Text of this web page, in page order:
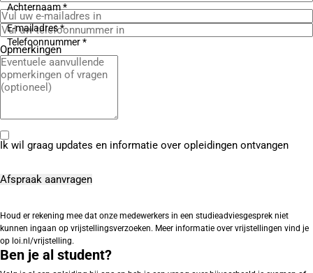
Achternaam *
E-mailadres *
Telefoonnummer *
Opmerkingen
Ik wil graag updates en informatie over opleidingen ontvangen
Houd er rekening mee dat onze medewerkers in een studieadviesgesprek niet
kunnen ingaan op vrijstellingsverzoeken. Meer informatie over vrijstellingen vind je
op loi.nl/vrijstelling.
Ben je al student?